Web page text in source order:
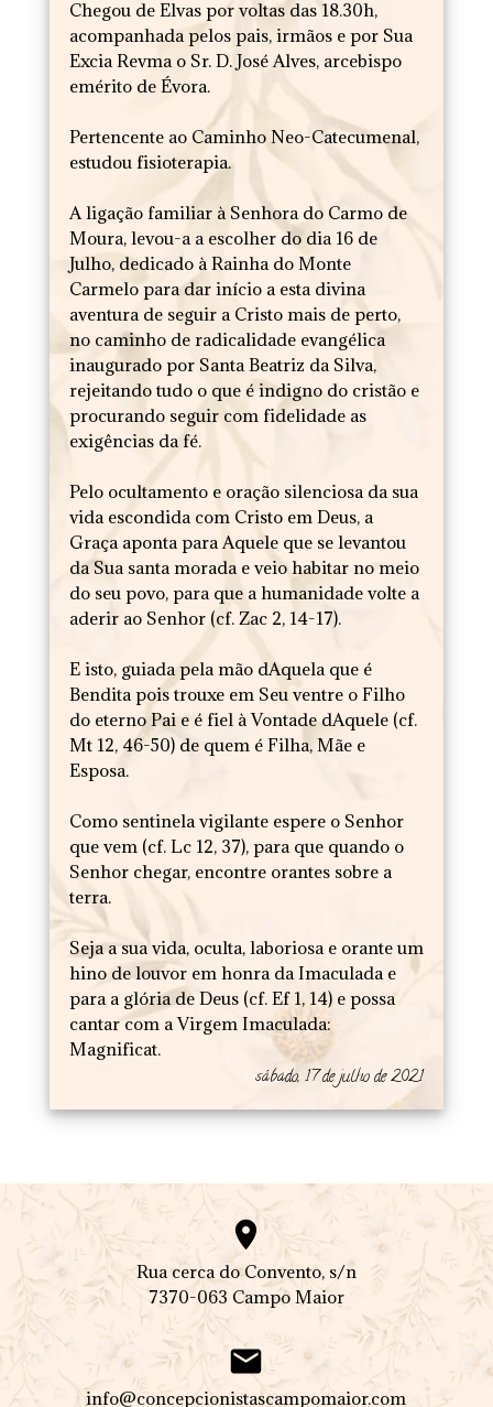
Chegou de Elvas por voltas das 18.30h,
acompanhada pelos pais, irmãos e por Sua
Excia Revma o Sr. D. José Alves, arcebispo
emérito de Évora.
Pertencente ao Caminho Neo-Catecumenal,
estudou fisioterapia.
A ligação familiar à Senhora do Carmo de
Moura, levou-a a escolher do dia 16 de
Julho, dedicado à Rainha do Monte
Carmelo para dar início a esta divina
aventura de seguir a Cristo mais de perto,
no caminho de radicalidade evangélica
inaugurado por Santa Beatriz da Silva,
rejeitando tudo o que é indigno do cristão e
procurando seguir com fidelidade as
exigências da fé.
Pelo ocultamento e oração silenciosa da sua
vida escondida com Cristo em Deus, a
Graça aponta para Aquele que se levantou
da Sua santa morada e veio habitar no meio
do seu povo, para que a humanidade volte a
aderir ao Senhor (cf. Zac 2, 14-17).
E isto, guiada pela mão dAquela que é
Bendita pois trouxe em Seu ventre o Filho
do eterno Pai e é fiel à Vontade dAquele (cf.
Mt 12, 46-50) de quem é Filha, Mãe e
Esposa.
Como sentinela vigilante espere o Senhor
que vem (cf. Lc 12, 37), para que quando o
Senhor chegar, encontre orantes sobre a
terra.
Seja a sua vida, oculta, laboriosa e orante um
hino de louvor em honra da Imaculada e
para a glória de Deus (cf. Ef 1, 14) e possa
cantar com a Virgem Imaculada:
Magnificat.
sábado, 17 de julho de 2021

Rua cerca do Convento, s/n
7370-063 Campo Maior

info@concepcionistascampomaior.com